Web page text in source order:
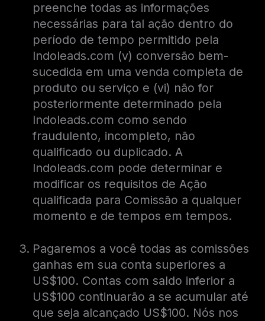
preenche todas as informações
necessárias para tal ação dentro do
período de tempo permitido pela
Indoleads.com (v) conversão bem-
sucedida em uma venda completa de
produto ou serviço e (vi) não for
posteriormente determinado pela
Indoleads.com como sendo
fraudulento, incompleto, não
qualificado ou duplicado. A
Indoleads.com pode determinar e
modificar os requisitos de Ação
qualificada para Comissão a qualquer
momento e de tempos em tempos.
Pagaremos a você todas as comissões
ganhas em sua conta superiores a
US$100. Contas com saldo inferior a
US$100 continuarão a se acumular até
que seja alcançado US$100. Nós nos